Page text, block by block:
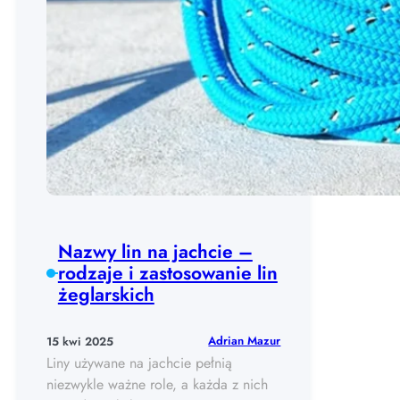
Nazwy lin na jachcie –
rodzaje i zastosowanie lin
żeglarskich
15 kwi 2025 Adrian Mazur
Liny używane na jachcie pełnią
niezwykle ważne role, a każda z nich